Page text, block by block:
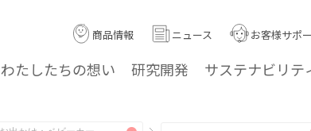
わたしたちの想い 研究開発 サステナビリテ
商品情報 ニュース お客様サポ